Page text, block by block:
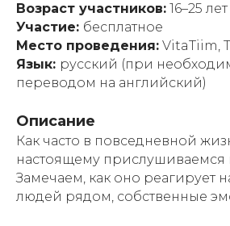
Возраст участников: 16–25 лет
Участие: бесплатное
Место проведения: VitaTiim,
Язык: русский (при
переводом на английский)
Описание
Как часто в повседневной
настоящему прислушиваемся
Замечаем, как оно реагирует
людей рядом, собственные